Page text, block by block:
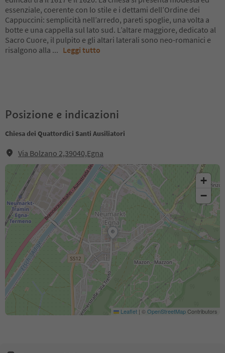
essenziale, coerente con lo stile e i dettami dell’Ordine dei
Cappuccini: semplicità nell’arredo, pareti spoglie, una volta a
botte e una cappella sul lato sud. L’altare maggiore, dedicato al
Sacro Cuore, il pulpito e gli altari laterali sono neo-romanici e
risalgono alla ... Leggi tutto
Posizione e indicazioni
Chiesa dei Quattordici Santi Ausiliatori
Via Bolzano 2,39040,Egna
+
−
Leaflet | ©OpenStreetMapContributors